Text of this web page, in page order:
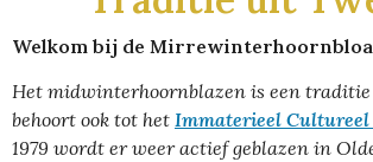
Welkom bij de
Het midwinterhoornblazen is een
behoort ook tot het Immaterieel Cultureel
1979 wordt er weer actief geblazen in